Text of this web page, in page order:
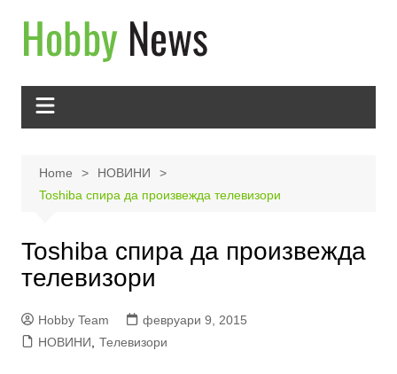
content
Home
НОВИНИ
Toshiba спира да произвежда телевизори
Toshiba спира да произвежда
телевизори
Hobby Team
февруари 9, 2015
НОВИНИ
Телевизори